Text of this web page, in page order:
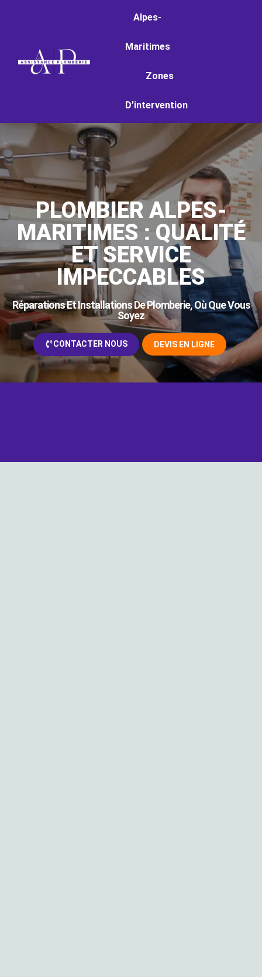
Alpes-
Maritimes
Zones
D’intervention
PLOMBIER ALPES-
MARITIMES : QUALITÉ
ET SERVICE
IMPECCABLES
Réparations Et Installations De Plomberie, Où Que Vous
Soyez
CONTACTER NOUS DEVIS EN LIGNE